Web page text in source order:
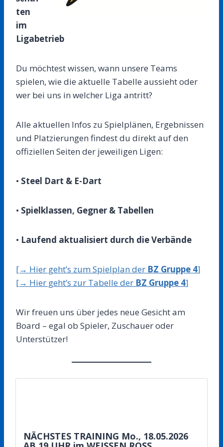
ten
im
Ligabetrieb
Du möchtest wissen, wann unsere Teams
spielen, wie die aktuelle Tabelle aussieht oder
wer bei uns in welcher Liga antritt?
Alle aktuellen Infos zu Spielplänen, Ergebnissen
und Platzierungen findest du direkt auf den
offiziellen Seiten der jeweiligen Ligen:
• Steel Dart & E-Dart
• Spielklassen, Gegner & Tabellen
• Laufend aktualisiert durch die Verbände
[→ Hier geht’s zum Spielplan der BZ Gruppe 4]
[→ Hier geht’s zur Tabelle der BZ Gruppe 4]
Wir freuen uns über jedes neue Gesicht am
Board – egal ob Spieler, Zuschauer oder
Unterstützer!
NÄCHSTES TRAINING Mo., 18.05.2026